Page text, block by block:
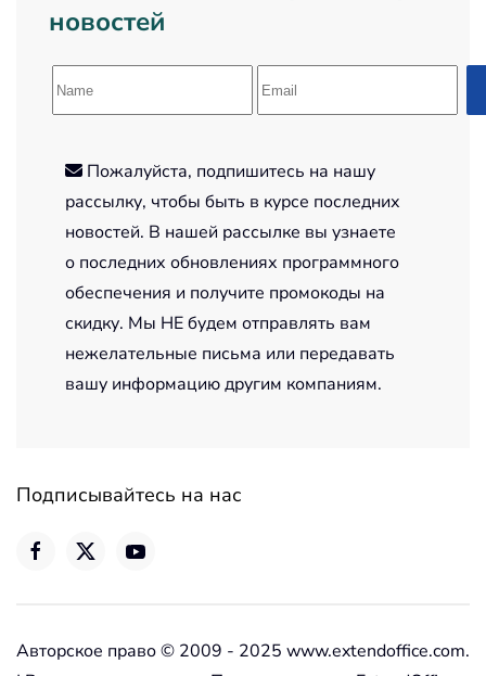
новостей
Пожалуйста, подпишитесь на нашу
рассылку, чтобы быть в курсе последних
новостей. В нашей рассылке вы узнаете
о последних обновлениях программного
обеспечения и получите промокоды на
скидку. Мы НЕ будем отправлять вам
нежелательные письма или передавать
вашу информацию другим компаниям.
Подписывайтесь на нас
Авторское право © 2009 - 2025 www.extendoffice.com.